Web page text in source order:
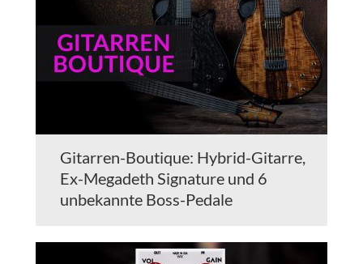
Gitarren-Boutique: Hybrid-Gitarre,
Ex-Megadeth Signature und 6
unbekannte Boss-Pedale